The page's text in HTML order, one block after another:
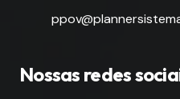
Nossas redes